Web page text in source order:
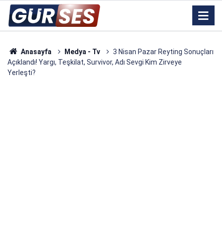
Anasayfa Medya - Tv
3 Nisan Pazar Reyting Sonuçları
Açıklandı! Yargı, Teşkilat, Survivor, Adı Sevgi Kim Zirveye
Yerleşti?